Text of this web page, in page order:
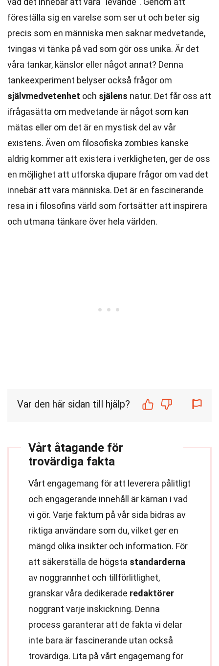
föreställa sig en varelse som ser ut och beter sig
precis som en människa men saknar medvetande,
tvingas vi tänka på vad som gör oss unika. Är det
våra tankar, känslor eller något annat? Denna
tankeexperiment belyser också frågor om
självmedvetenhet och själens natur. Det får oss att
ifrågasätta om medvetande är något som kan
mätas eller om det är en mystisk del av vår
existens. Även om filosofiska zombies kanske
aldrig kommer att existera i verkligheten, ger de oss
en möjlighet att utforska djupare frågor om vad det
innebär att vara människa. Det är en fascinerande
resa in i filosofins värld som fortsätter att inspirera
och utmana tänkare över hela världen.
Var den här sidan till hjälp?
Vårt åtagande för
trovärdiga fakta
Vårt engagemang för att leverera pålitligt
och engagerande innehåll är kärnan i vad
vi gör. Varje faktum på vår sida bidras av
riktiga användare som du, vilket ger en
mängd olika insikter och information. För
att säkerställa de högsta standarderna
av noggrannhet och tillförlitlighet,
granskar våra dedikerade redaktörer
noggrant varje inskickning. Denna
process garanterar att de fakta vi delar
inte bara är fascinerande utan också
trovärdiga. Lita på vårt engagemang för